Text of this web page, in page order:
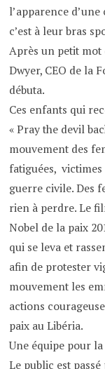
l’apparence
c’est à leur bras
Après un petit
Dwyer, CEO de la
débuta.
Ces enfants qui
« Pray the devil
mouvement des
fatiguées,
guerre civile. Des
rien à perdre. Le
Nobel de la paix
qui se leva et
afin de protester
mouvement les
actions
paix au Libéria.
Une équipe pour
Le public est